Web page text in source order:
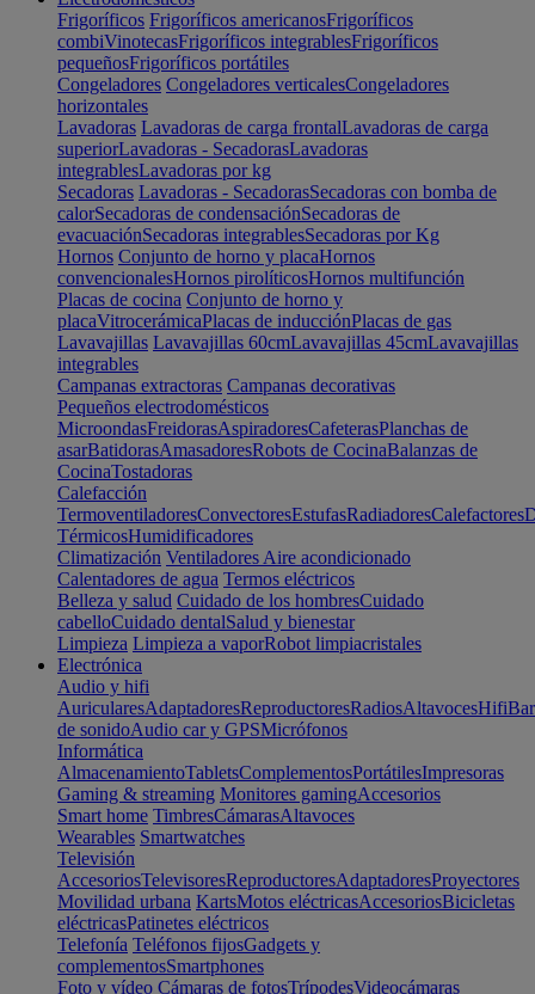
Frigoríficos Frigoríficos americanosFrigoríficos
combiVinotecasFrigoríficos integrablesFrigoríficos
pequeñosFrigoríficos portátiles
Congeladores Congeladores verticalesCongeladores
horizontales
Lavadoras Lavadoras de carga frontalLavadoras de carga
superiorLavadoras - SecadorasLavadoras
integrablesLavadoras por kg
Secadoras Lavadoras - SecadorasSecadoras con bomba de
calorSecadoras de condensaciónSecadoras de
evacuaciónSecadoras integrablesSecadoras por Kg
Hornos Conjunto de horno y placaHornos
convencionalesHornos pirolíticosHornos multifunción
Placas de cocina Conjunto de horno y
placaVitrocerámicaPlacas de inducciónPlacas de gas
Lavavajillas Lavavajillas 60cmLavavajillas 45cmLavavajillas
integrables
Campanas extractoras Campanas decorativas
Pequeños electrodomésticos
MicroondasFreidorasAspiradoresCafeterasPlanchas de
asarBatidorasAmasadoresRobots de CocinaBalanzas de
CocinaTostadoras
Calefacción
TermoventiladoresConvectoresEstufasRadiadoresCalefactores
TérmicosHumidificadores
Climatización Ventiladores Aire acondicionado
Calentadores de agua Termos eléctricos
Belleza y salud Cuidado de los hombresCuidado
cabelloCuidado dentalSalud y bienestar
Limpieza Limpieza a vaporRobot limpiacristales
Electrónica
Audio y hifi
AuricularesAdaptadoresReproductoresRadiosAltavocesHifi
de sonidoAudio car y GPSMicrófonos
Informática
AlmacenamientoTabletsComplementosPortátilesImpresoras
Gaming & streaming Monitores gamingAccesorios
Smart home TimbresCámarasAltavoces
Wearables Smartwatches
Televisión
AccesoriosTelevisoresReproductoresAdaptadoresProyectores
Movilidad urbana KartsMotos eléctricasAccesoriosBicicletas
eléctricasPatinetes eléctricos
Telefonía Teléfonos fijosGadgets y
complementosSmartphones
Foto y vídeo Cámaras de fotosTrípodesVideocámaras